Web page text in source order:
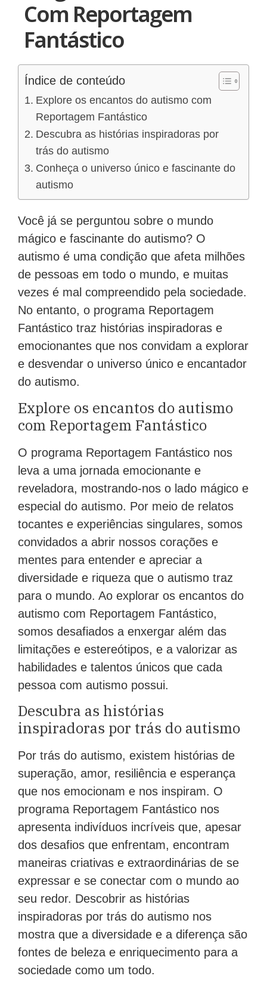
Com Reportagem
Fantástico
Índice de conteúdo
Explore os encantos do autismo com
Reportagem Fantástico
Descubra as histórias inspiradoras por
trás do autismo
Conheça o universo único e fascinante do
autismo
Você já se perguntou sobre o mundo
mágico e fascinante do autismo? O
autismo é uma condição que afeta milhões
de pessoas em todo o mundo, e muitas
vezes é mal compreendido pela sociedade.
No entanto, o programa Reportagem
Fantástico traz histórias inspiradoras e
emocionantes que nos convidam a explorar
e desvendar o universo único e encantador
do autismo.
Explore os encantos do autismo
com Reportagem Fantástico
O programa Reportagem Fantástico nos
leva a uma jornada emocionante e
reveladora, mostrando-nos o lado mágico e
especial do autismo. Por meio de relatos
tocantes e experiências singulares, somos
convidados a abrir nossos corações e
mentes para entender e apreciar a
diversidade e riqueza que o autismo traz
para o mundo. Ao explorar os encantos do
autismo com Reportagem Fantástico,
somos desafiados a enxergar além das
limitações e estereótipos, e a valorizar as
habilidades e talentos únicos que cada
pessoa com autismo possui.
Descubra as histórias
inspiradoras por trás do autismo
Por trás do autismo, existem histórias de
superação, amor, resiliência e esperança
que nos emocionam e nos inspiram. O
programa Reportagem Fantástico nos
apresenta indivíduos incríveis que, apesar
dos desafios que enfrentam, encontram
maneiras criativas e extraordinárias de se
expressar e se conectar com o mundo ao
seu redor. Descobrir as histórias
inspiradoras por trás do autismo nos
mostra que a diversidade e a diferença são
fontes de beleza e enriquecimento para a
sociedade como um todo.